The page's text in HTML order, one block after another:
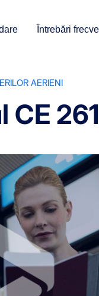
Întrebări
AERIENI
CE